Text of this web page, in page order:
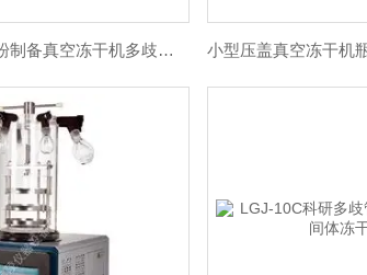
科研生物活性干粉制备真空冻干机多歧管挂瓶